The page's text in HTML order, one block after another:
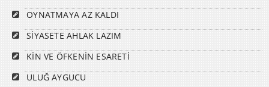
OYNATMAYA AZ KALDI
SİYASETE AHLAK LAZIM
KİN VE ÖFKENİN ESARETİ
ULUĞ AYGUCU